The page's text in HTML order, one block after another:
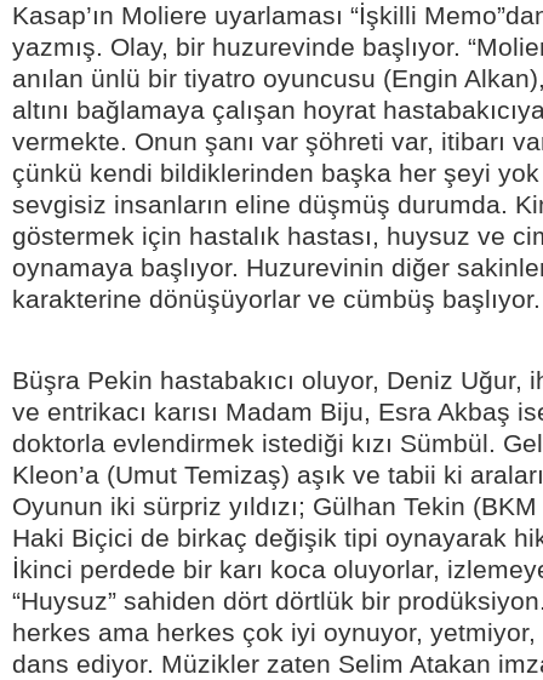
Kasap’ın Moliere uyarlaması “İşkilli
yazmış. Olay, bir huzurevinde başlıyor.
anılan ünlü bir tiyatro oyuncusu (Engin
altını bağlamaya çalışan hoyrat
vermekte. Onun şanı var şöhreti var, itibarı
çünkü kendi bildiklerinden başka her şeyi
sevgisiz insanların eline düşmüş durumda.
göstermek için hastalık hastası, huysuz ve
oynamaya başlıyor. Huzurevinin diğer
karakterine dönüşüyorlar ve cümbüş başlıyor.
Büşra Pekin hastabakıcı oluyor, Deniz Uğur,
ve entrikacı karısı Madam Biju, Esra Akbaş
doktorla evlendirmek istediği kızı Sümbül.
Kleon’a (Umut Temizaş) aşık ve tabii ki
Oyunun iki sürpriz yıldızı; Gülhan Tekin
Haki Biçici de birkaç değişik tipi oynayarak
İkinci perdede bir karı koca oluyorlar,
“Huysuz” sahiden dört dörtlük bir
herkes ama herkes çok iyi oynuyor, yetmiyor,
dans ediyor. Müzikler zaten Selim Atakan